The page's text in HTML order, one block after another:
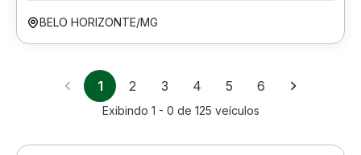
BELO HORIZONTE/MG
1 2 3 4 5 6
Exibindo 1 - 0 de 125 veículos